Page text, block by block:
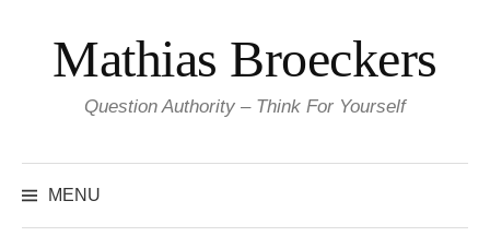
content
Mathias Broeckers
Question Authority – Think For Yourself
MENU